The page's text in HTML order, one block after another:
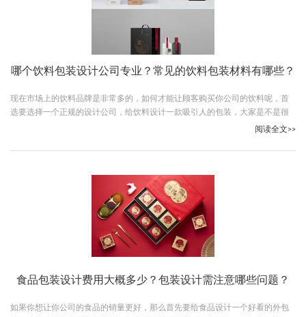
哪个饮料包装设计公司专业？常见的饮料包装材料有哪些？
现在市场上的饮料品牌是非常多的，如何才能让顾客购买你公司的饮料呢，首
选要选择一个正规的设计公司，给饮料设计一款吸引人的包装，大家是不是很
想知道哪个饮料包装设计公司专业呢，下面小编就给大家介绍一个好的公司。
阅读全文>>
食品包装设计费用大概多少？包装设计需注意哪些问题？
如果你想让你公司的食品的销量更好，那么首先要给食品设计一个好看的外包